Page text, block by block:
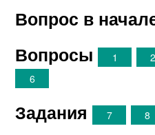
Вопрос в
Вопросы 1 2
6
Задания 7 8